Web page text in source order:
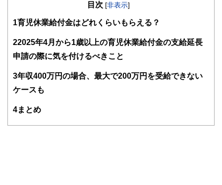
知識がない方でも理解できるようわかりやすく発信していま
得者を中心に「お金や暮らし」に関する書籍・雑誌の編集経
験者で構成され、企画立案から記事掲載まですべての工程に
関わることで、読者目線のコンテンツを追求しています。
FinancialFieldの特徴は、ファイナンシャルプランナー、弁
をわかりやすく発信している点です。
目次 [非表示]
1 育児休業給付金はどれくらいもらえる？
22025年4月から1歳以上の育児休業給付金の支給延長
申請の際に気を付けるべきこと
3年収400万円の場合、最大で200万円を受給できない
ケースも
4まとめ